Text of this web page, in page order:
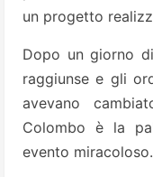
un progetto
Dopo un giorno
raggiunse e gli
avevano
Colombo è la
evento miracoloso.